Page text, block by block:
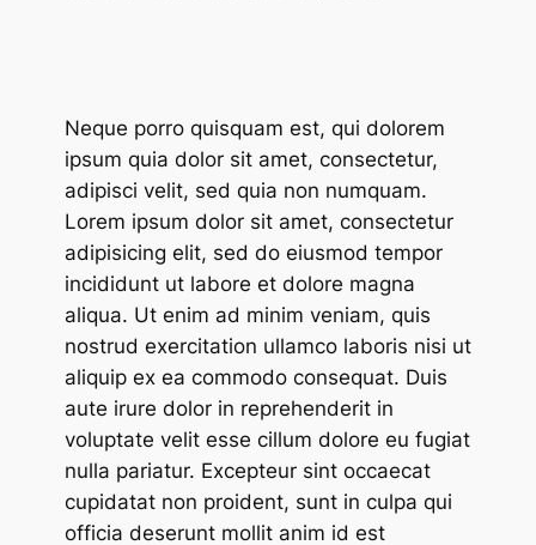
Neque porro quisquam est, qui dolorem
ipsum quia dolor sit amet, consectetur,
adipisci velit, sed quia non numquam.
Lorem ipsum dolor sit amet, consectetur
adipisicing elit, sed do eiusmod tempor
incididunt ut labore et dolore magna
aliqua. Ut enim ad minim veniam, quis
nostrud exercitation ullamco laboris nisi ut
aliquip ex ea commodo consequat. Duis
aute irure dolor in reprehenderit in
voluptate velit esse cillum dolore eu fugiat
nulla pariatur. Excepteur sint occaecat
cupidatat non proident, sunt in culpa qui
officia deserunt mollit anim id est